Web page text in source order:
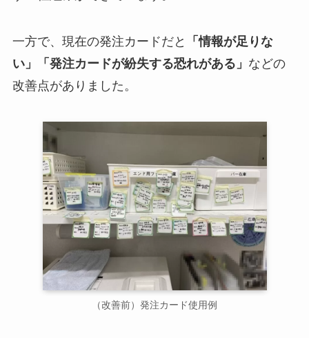
一方で、現在の発注カードだと
「情報が足りな
い」「発注カードが紛失する恐れがある」 などの
改善点がありました。
（改善前）発注カード使用例